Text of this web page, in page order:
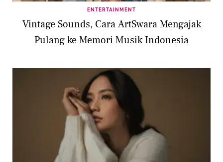
ENTERTAINMENT
Vintage Sounds, Cara ArtSwara Mengajak
Pulang ke Memori Musik Indonesia